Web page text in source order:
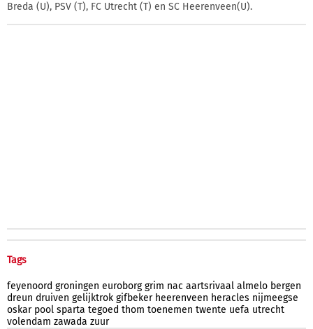
Breda (U), PSV (T), FC Utrecht (T) en SC Heerenveen(U).
Tags
feyenoord groningen euroborg grim nac aartsrivaal almelo bergen
dreun druiven gelijktrok gifbeker heerenveen heracles nijmeegse
oskar pool sparta tegoed thom toenemen twente uefa utrecht
volendam zawada zuur